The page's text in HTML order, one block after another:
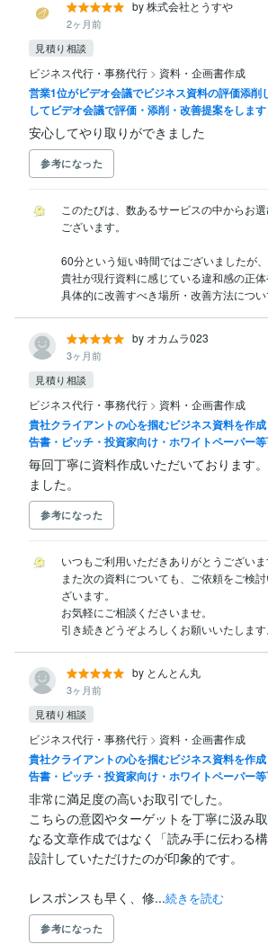
by 株式会社とうすや
2ヶ月前
見積り相談
ビジネス代行・事務代行 > 資料・企画書作成
営業1位がビデオ会議でビジネス資料の評価添削
してビデオ会議で評価・添削・改善提案をします
安心してやり取りができました
参考になった
このたびは、数あるサービスの中からお
ございます。
60分という短い時間ではございましたが、
貴社が現行資料に感じている違和感の正体
具体的に改善すべき場所・改善方法につ
by オカムラ023
3ヶ月前
見積り相談
ビジネス代行・事務代行 > 資料・企画書作成
貴社クライアントの心を掴むビジネス資料を作
告書・ピッチ・投資家向け・ホワイトペーパー
毎回丁寧に資料作成いただいております
ました。
参考になった
いつもご利用いただきありがとうございま
また次の資料についても、ご依頼をご検
ざいます。
お気軽にご相談くださいませ。
引き続きどうぞよろしくお願いいたします
by とんとん丸
3ヶ月前
見積り相談
ビジネス代行・事務代行 > 資料・企画書作成
貴社クライアントの心を掴むビジネス資料を作
告書・ピッチ・投資家向け・ホワイトペーパー
非常に満足度の高いお取引でした。
こちらの意図やターゲットを丁寧に汲み
なる文章作成ではなく「読み手に伝わる
設計していただけたのが印象的です。
レスポンスも早く、修...続きを読む
参考になった